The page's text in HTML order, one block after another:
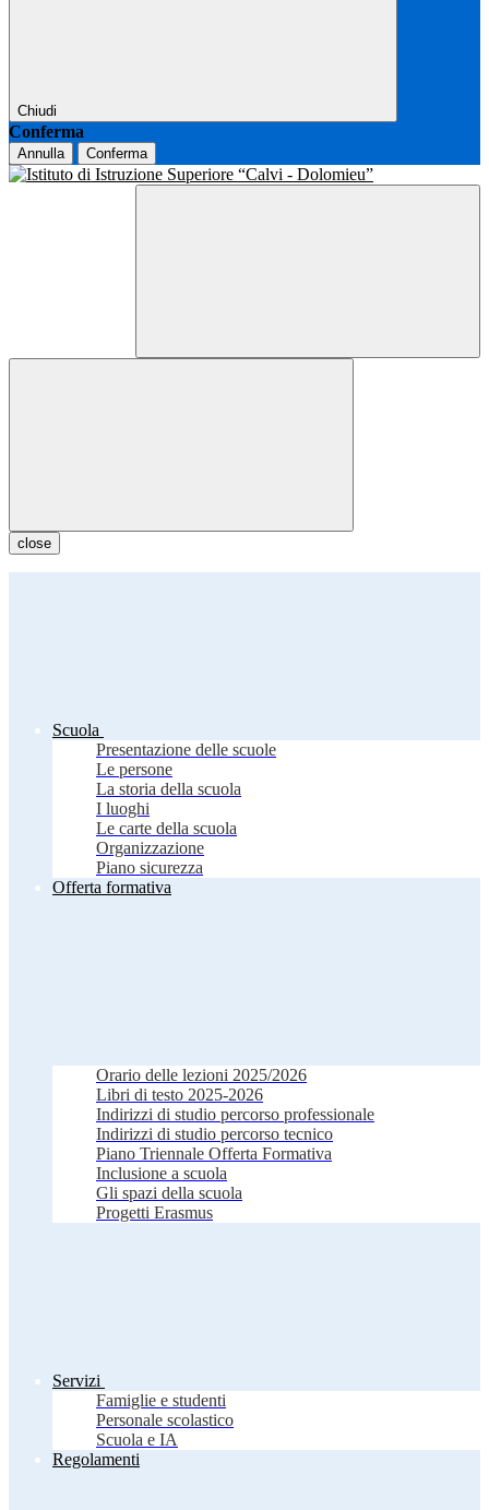
Chiudi
Conferma
Annulla Conferma
close
Scuola
Presentazione delle scuole
Le persone
La storia della scuola
I luoghi
Le carte della scuola
Organizzazione
Piano sicurezza
Offerta formativa
Orario delle lezioni 2025/2026
Libri di testo 2025-2026
Indirizzi di studio percorso professionale
Indirizzi di studio percorso tecnico
Piano Triennale Offerta Formativa
Inclusione a scuola
Gli spazi della scuola
Progetti Erasmus
Servizi
Famiglie e studenti
Personale scolastico
Scuola e IA
Regolamenti